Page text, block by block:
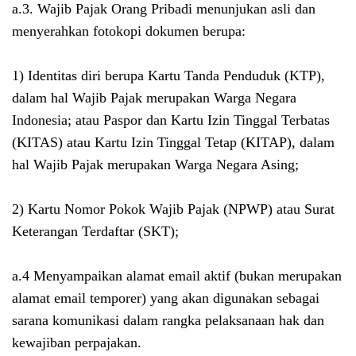
a.3. Wajib Pajak Orang Pribadi menunjukan asli dan
menyerahkan fotokopi dokumen berupa:
1) Identitas diri berupa Kartu Tanda Penduduk (KTP),
dalam hal Wajib Pajak merupakan Warga Negara
Indonesia; atau Paspor dan Kartu Izin Tinggal Terbatas
(KITAS) atau Kartu Izin Tinggal Tetap (KITAP), dalam
hal Wajib Pajak merupakan Warga Negara Asing;
2) Kartu Nomor Pokok Wajib Pajak (NPWP) atau Surat
Keterangan Terdaftar (SKT);
a.4 Menyampaikan alamat email aktif (bukan merupakan
alamat email temporer) yang akan digunakan sebagai
sarana komunikasi dalam rangka pelaksanaan hak dan
kewajiban perpajakan.